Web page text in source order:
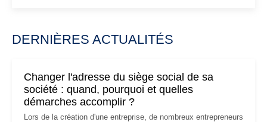
DERNIÈRES ACTUALITÉS
Changer l'adresse du siège social de sa
société : quand, pourquoi et quelles
démarches accomplir ?
Lors de la création d'une entreprise, de nombreux entrepreneurs